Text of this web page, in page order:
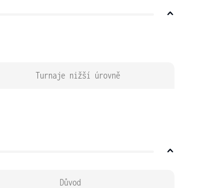
Turnaje nižší úrovně
Důvod